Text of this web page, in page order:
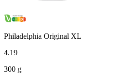
Philadelphia Original XL
4.19
300 g